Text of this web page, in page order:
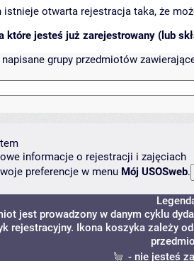
otwarta rejestracja taka, że
jesteś już zarejestrowany (lub
grupy przedmiotów
informacje o rejestracji i zajęciach
preferencje w menu Mój USOSweb.
jest prowadzony w danym cyklu
rejestracyjny. Ikona koszyka zależy
- nie jesteś